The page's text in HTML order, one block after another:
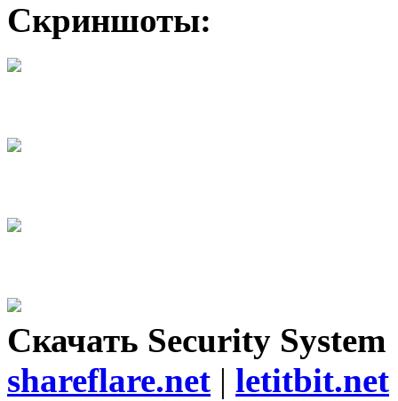
Скриншоты:
Скачать Security System
shareflare.net | letitbit.net